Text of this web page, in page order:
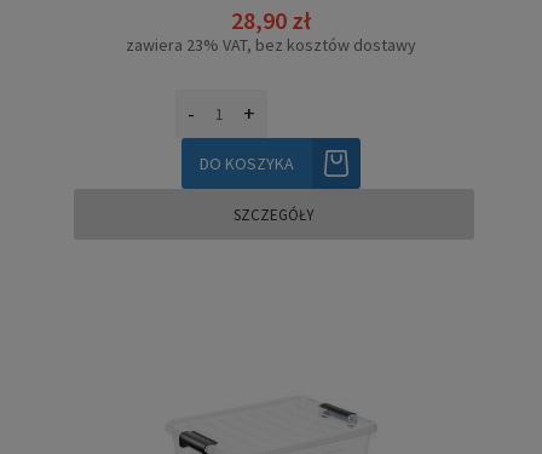
28,90 zł
zawiera 23% VAT, bez kosztów dostawy
- +
DO KOSZYKA
SZCZEGÓŁY